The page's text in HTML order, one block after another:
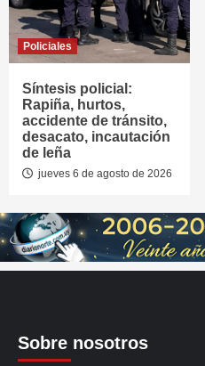
Policiales
Síntesis policial:
Rapiña, hurtos,
accidente de tránsito,
desacato, incautación
de leña
jueves 6 de agosto de 2026
Sobre nosotros